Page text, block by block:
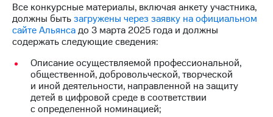
Все конкурсные материалы, включая анкету участника,
должны бытьзагружены через заявку на официальном
сайте Альянсадо 3 марта 2025 года и должны
содержать следующие сведения:
Описание осуществляемой профессиональной,
общественной, добровольческой, творческой
и иной деятельности, направленной на защиту
детей в цифровой среде в соответствии
с определенной номинацией;